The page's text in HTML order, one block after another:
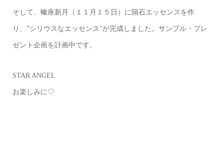
そして、蠍座新月（１１月１５日）に隕石エッセンスを作
り、”シリウスなエッセンス”が完成しました。サンプル・プレ
ゼント企画を計画中です。
STAR ANGEL
お楽しみに♡